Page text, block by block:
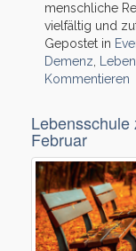
menschliche
vielfältig und
Gepostet in
Demenz
Kommentieren
Februar